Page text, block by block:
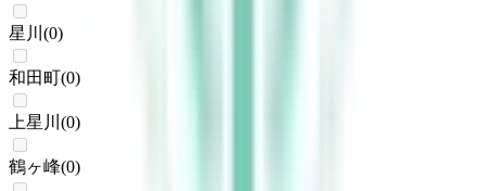
星川 (0)
和田町(0)
上星川 (0)
鶴ヶ峰(0)